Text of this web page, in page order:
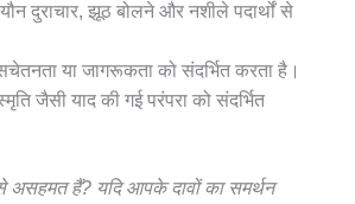
यौन दुराचार, झूठ बोलने और नशीले पदार्थों से
सचेतनता या जागरूकता को संदर्भित करता है।
जैसी याद की गई परंपरा को संदर्भित
हैं? यदि आपके दावों का समर्थन